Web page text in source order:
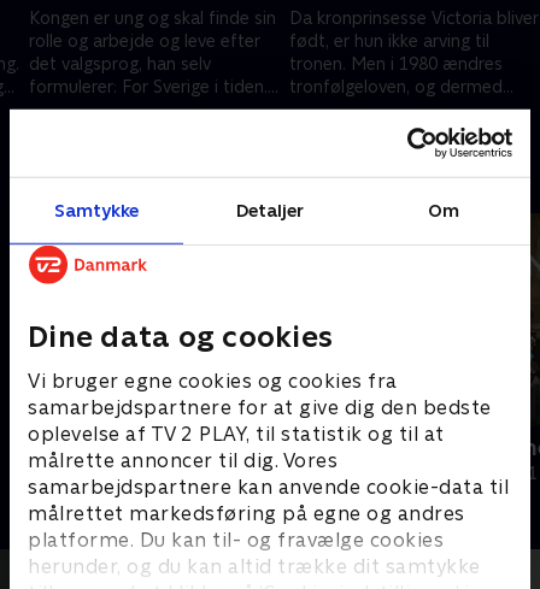
Samtykke Detaljer Om
Dine data og cookies
Vi bruger egne cookies og cookies fra
samarbejdspartnere for at give dig den bedste
oplevelse af TV 2 PLAY, til statistik og til at
målrette annoncer til dig. Vores
samarbejdspartnere kan anvende cookie-data til
målrettet markedsføring på egne og andres
platforme. Du kan til- og fravælge cookies
herunder, og du kan altid trække dit samtykke
Kongen er ung og skal finde sin
rolle og arbejde og leve efter
det valgsprog, han selv
formulerer: For Sverige i tiden.
Undervejs kommer han dog i
Da kronprinsesse Victoria bliver
født, er hun ikke arving til
tronen. Men i 1980 ændres
tronfølgeloven, og dermed
træder hun ind som den næste
i regentrækken.
Andre så også
Silvia - mit liv som dronning
Dokumentar • 1 sæsoner Dokumentar •